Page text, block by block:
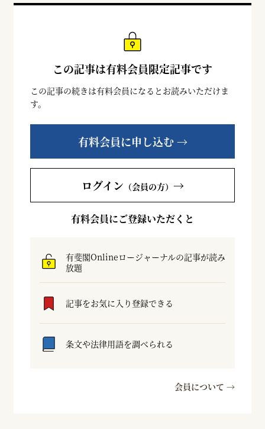
この記事は有料会員限定記事です
この記事の続きは有料会員になるとお読みいただけま
す。
有料会員に申し込む →
ログイン （会員の方） →
有料会員にご登録いただくと
有斐閣Onlineロージャーナルの記事が読み
放題
記事をお気に入り登録できる
条文や法律用語を調べられる
会員について →